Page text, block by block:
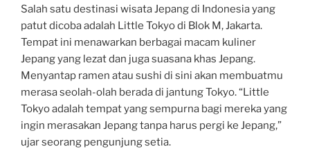
Salah satu destinasi wisata Jepang di Indonesia yang
patut dicoba adalah Little Tokyo di Blok M, Jakarta.
Tempat ini menawarkan berbagai macam kuliner
Jepang yang lezat dan juga suasana khas Jepang.
Menyantap ramen atau sushi di sini akan membuatmu
merasa seolah-olah berada di jantung Tokyo. “Little
Tokyo adalah tempat yang sempurna bagi mereka yang
ingin merasakan Jepang tanpa harus pergi ke Jepang,”
ujar seorang pengunjung setia.